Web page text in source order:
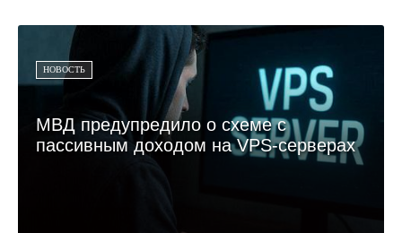
НОВОСТЬ
МВД предупредило о схеме с
пассивным доходом на VPS-серверах